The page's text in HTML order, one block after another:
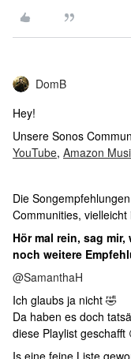
DomB
Hey!
Unsere Sonos
YouTube, Amazon
Die
Communities,
Hör mal rein, sag
noch weitere
@SamanthaH
Ich glaubs ja nicht 🤣
Da haben es doch
diese Playlist geschafft
Is eine feine Liste